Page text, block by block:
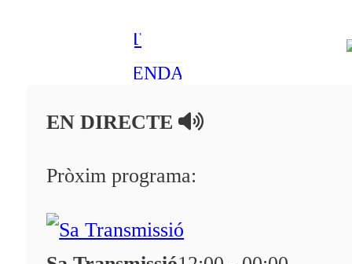
AMBIENT
AGENDA
Programació
Qui som?
Fes-te'n soci!
EN DIRECTE
Pròxim programa: